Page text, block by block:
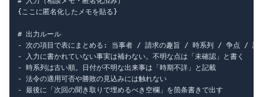
{ここに匿名化したメモを貼る}
# 出力ルール
- 次の項目で表にまとめる: 当事者 / 請求の趣旨 / 時系列 / 争点 / 証
- 入力に書かれていない事実は補わない。不明な点は「未確認」と書く
- 時系列は古い順。日付が不明な出来事は「時期不詳」と記載
- 法令の適用可否や勝敗の見込みには触れない